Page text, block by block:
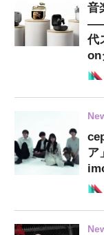
音
——
代
on
ア